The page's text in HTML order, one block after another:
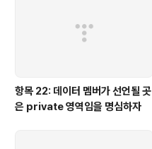
항목 22: 데이터 멤버가 선언될 곳
은 private 영역임을 명심하자